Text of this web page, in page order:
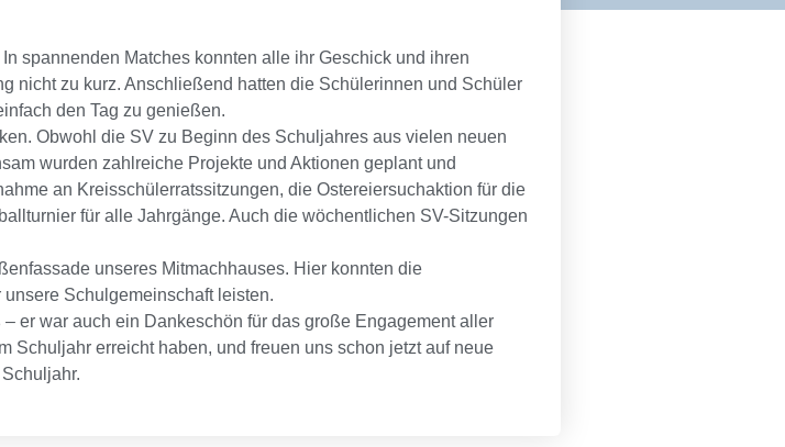
spannenden Matches konnten alle ihr Geschick und ihren
nicht zu kurz. Anschließend hatten die Schülerinnen und Schüler
den Tag zu genießen.
Obwohl die SV zu Beginn des Schuljahres aus vielen neuen
wurden zahlreiche Projekte und Aktionen geplant und
an Kreisschülerratssitzungen, die Ostereiersuchaktion für die
für alle Jahrgänge. Auch die wöchentlichen SV-Sitzungen
unseres Mitmachhauses. Hier konnten die
Schulgemeinschaft leisten.
er war auch ein Dankeschön für das große Engagement aller
Schuljahr erreicht haben, und freuen uns schon jetzt auf neue